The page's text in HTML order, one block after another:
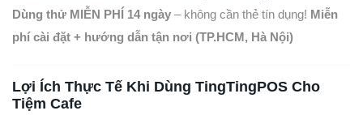
Dùng thử MIỄN PHÍ 14 ngày – không cần thẻ tín dụng! Miễn
phí cài đặt + hướng dẫn tận nơi (TP.HCM, Hà Nội)
Lợi Ích Thực Tế Khi Dùng TingTingPOS Cho
Tiệm Cafe